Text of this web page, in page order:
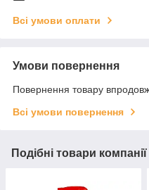
Всі умови оплати
Умови повернення
Повернення товару
Всі умови повернення
Подібні товари компанії